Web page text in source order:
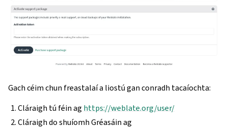
Gach céim chun freastalaí a liostú gan conradh tacaíochta:
Cláraigh tú féin ag https://weblate.org/user/
Cláraigh do shuíomh Gréasáin ag